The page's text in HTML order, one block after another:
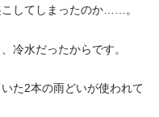
してしまったのか……。
冷水だったからです。
た2本の雨どいが使われて